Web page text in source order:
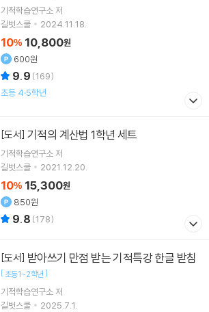
기적학습연구소 저
길벗스쿨
2024.11.18.
10% 10,800원
600원
9.9 (169)
초등 4·5학년
[도서] 기적의 계산법 1학년 세트
기적학습연구소 저
길벗스쿨
2021.12.20.
10% 15,300원
850원
9.8 (178)
[도서] 받아쓰기 만점 받는 기적특강 한글 받침
[ 초등1~2학년 ]
기적학습연구소 저
길벗스쿨
2025.7.1.